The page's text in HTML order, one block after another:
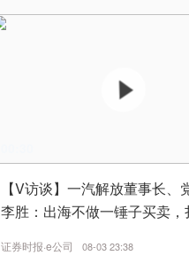
【V访谈】一汽解放董事长、
李胜：出海不做一锤子买卖，
证券时报·e公司 08-03 23:38